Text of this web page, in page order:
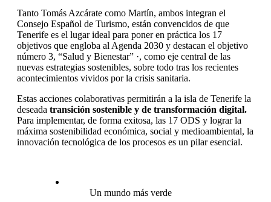
Tanto Tomás Azcárate como Martín, ambos integran el
Consejo Español de Turismo, están convencidos de que
Tenerife es el lugar ideal para poner en práctica los 17
objetivos que engloba al Agenda 2030 y destacan el objetivo
número 3, “Salud y Bienestar” ·, como eje central de las
nuevas estrategias sostenibles, sobre todo tras los recientes
acontecimientos vividos por la crisis sanitaria.
Estas acciones colaborativas permitirán a la isla de Tenerife la
deseada transición sostenible y de transformación digital.
Para implementar, de forma exitosa, las 17 ODS y lograr la
máxima sostenibilidad económica, social y medioambiental, la
innovación tecnológica de los procesos es un pilar esencial.
Un mundo más verde